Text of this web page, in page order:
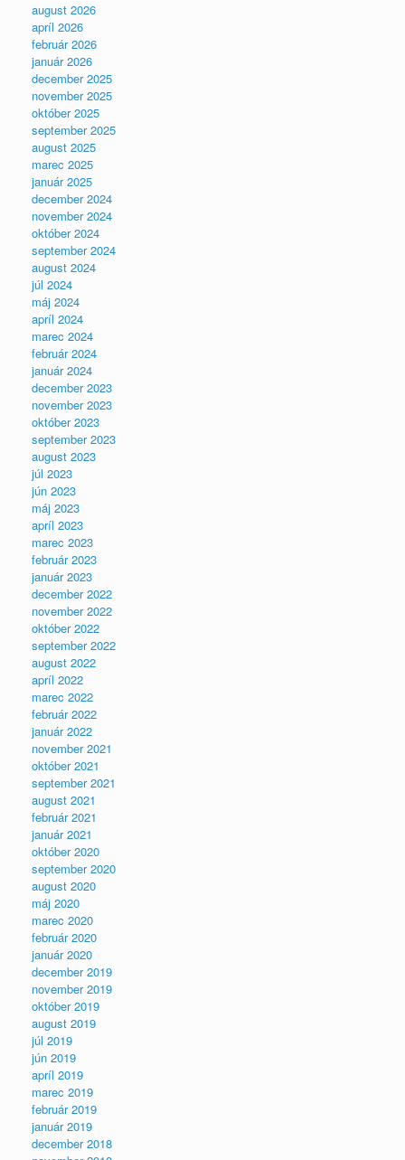
august 2026
apríl 2026
február 2026
január 2026
december 2025
november 2025
október 2025
september 2025
august 2025
marec 2025
január 2025
december 2024
november 2024
október 2024
september 2024
august 2024
júl 2024
máj 2024
apríl 2024
marec 2024
február 2024
január 2024
december 2023
november 2023
október 2023
september 2023
august 2023
júl 2023
jún 2023
máj 2023
apríl 2023
marec 2023
február 2023
január 2023
december 2022
november 2022
október 2022
september 2022
august 2022
apríl 2022
marec 2022
február 2022
január 2022
november 2021
október 2021
september 2021
august 2021
február 2021
január 2021
október 2020
september 2020
august 2020
máj 2020
marec 2020
február 2020
január 2020
december 2019
november 2019
október 2019
august 2019
júl 2019
jún 2019
apríl 2019
marec 2019
február 2019
január 2019
december 2018